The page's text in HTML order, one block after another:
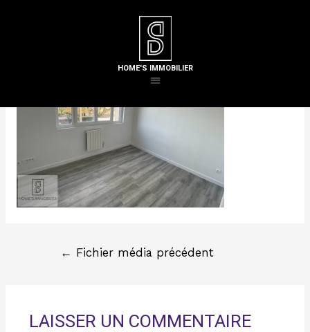
HOME'S IMMOBILIER
/ Par
← Fichier média précédent
LAISSER UN COMMENTAIRE